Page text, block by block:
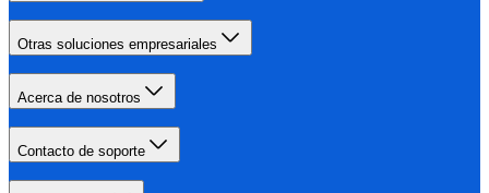
Otras soluciones empresariales
Acerca de nosotros
Contacto de soporte